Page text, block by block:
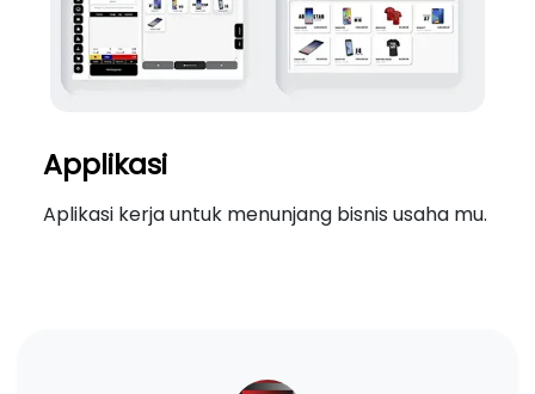
Applikasi
Aplikasi kerja untuk menunjang bisnis usaha mu.